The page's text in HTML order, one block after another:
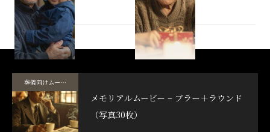
葬儀向けムービーテンプレート
メモリアルムービー – ブラー＋ラウンド
（写真30枚）